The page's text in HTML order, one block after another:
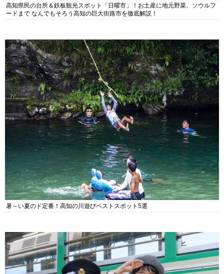
高知県民の台所＆鉄板観光スポット「日曜市」！お土産に地元野菜、ソウルフ
ードまで なんでもそろう高知の巨大街路市を徹底解説！
暑～い夏のド定番！高知の川遊びベストスポット5選